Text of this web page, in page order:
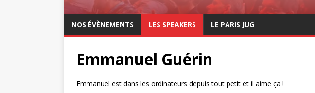
NOS ÉVÈNEMENTS LES SPEAKERS LE PARIS JUG
Emmanuel Guérin
Emmanuel est dans les ordinateurs depuis tout petit et il aime ça !